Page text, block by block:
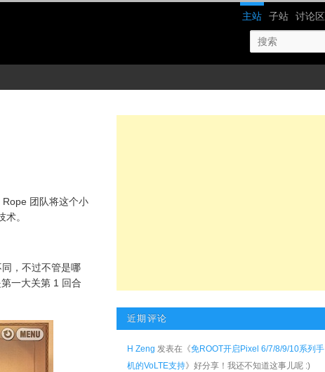
网站导航
主站 子站 讨论区
团队将这个小
。
，不过不管是哪
一大关第 1 回合
近期评论
H Zeng 发表在《免ROOT开启Pixel 6/7/8/9/10系列手
机的VoLTE支持》好分享！我还不知道这事儿呢 :)